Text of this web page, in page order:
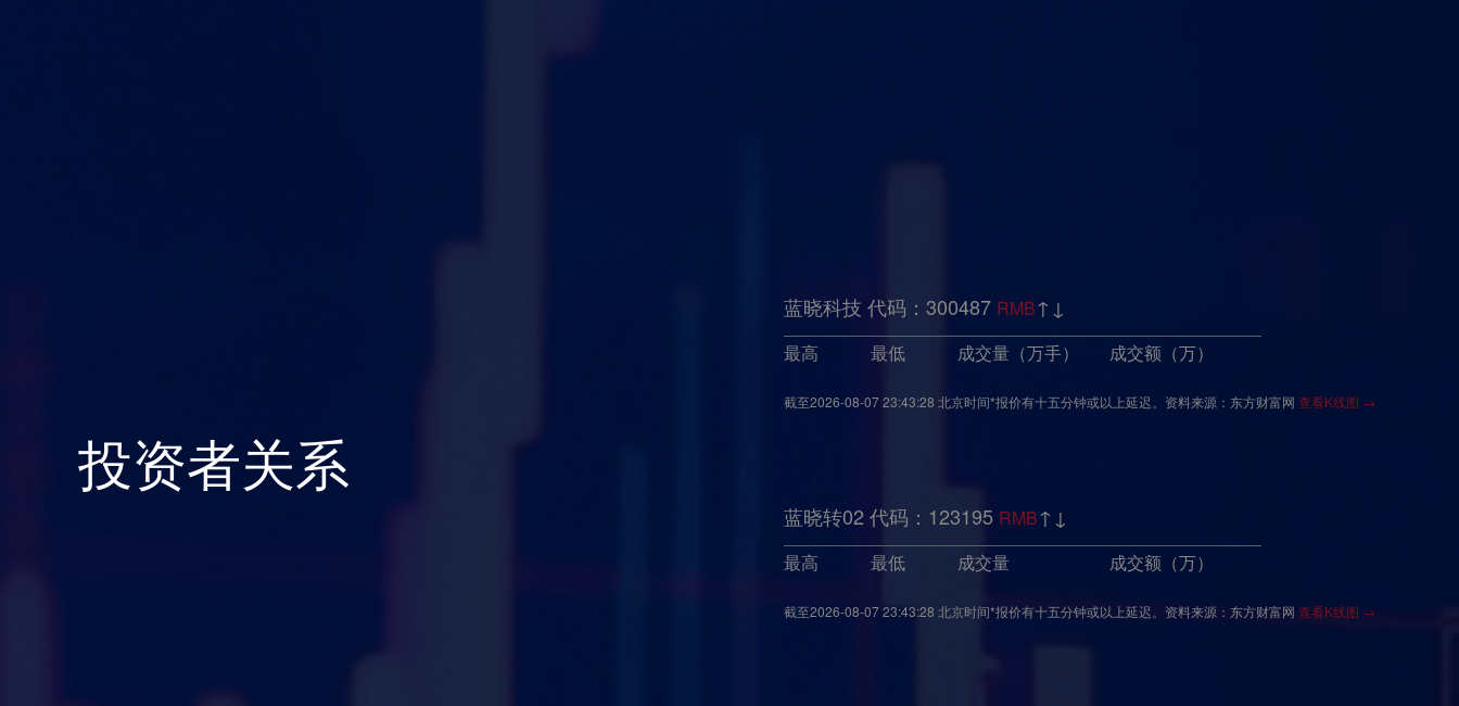
投资者关系
蓝晓科技 代码：300487 RMB↑ ↓
最高 最低 成交量（万手） 成交额（万）
截至2026-08-07 23:43:28 北京时间*报价有十五分钟或以上延迟。资料来源：东方财富网 查看K线图 →
蓝晓转02 代码：123195 RMB↑ ↓
最高 最低 成交量 成交额（万）
截至2026-08-07 23:43:28 北京时间*报价有十五分钟或以上延迟。资料来源：东方财富网 查看K线图 →